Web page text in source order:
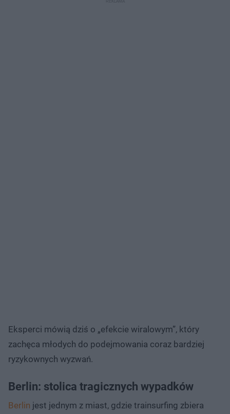
Eksperci mówią dziś o „efekcie wiralowym”, który
zachęca młodych do podejmowania coraz bardziej
ryzykownych wyzwań.
Berlin: stolica tragicznych wypadków
Berlin jest jednym z miast, gdzie trainsurfing zbiera